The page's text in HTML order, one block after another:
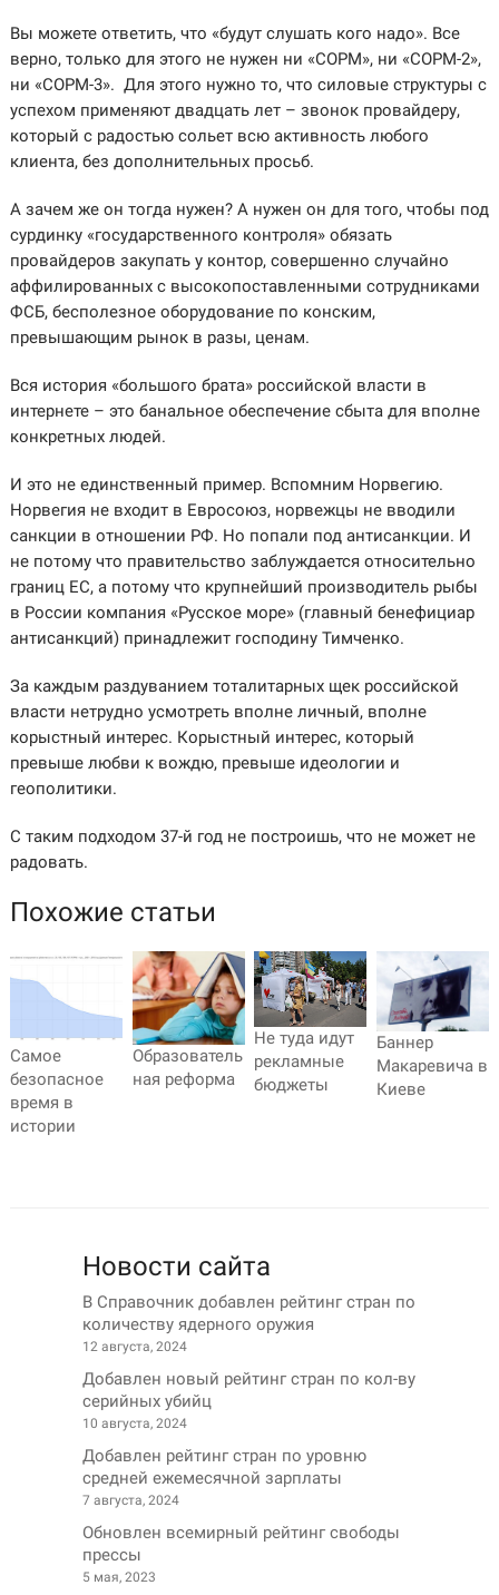
Вы можете ответить, что «будут слушать кого надо». Все
верно, только для этого не нужен ни «СОРМ», ни «СОРМ-2»,
ни «СОРМ-3». Для этого нужно то, что силовые структуры с
успехом применяют двадцать лет – звонок провайдеру,
который с радостью сольет всю активность любого
клиента, без дополнительных просьб.
А зачем же он тогда нужен? А нужен он для того, чтобы под
сурдинку «государственного контроля» обязать
провайдеров закупать у контор, совершенно случайно
аффилированных с высокопоставленными сотрудниками
ФСБ, бесполезное оборудование по конским,
превышающим рынок в разы, ценам.
Вся история «большого брата» российской власти в
интернете – это банальное обеспечение сбыта для вполне
конкретных людей.
И это не единственный пример. Вспомним Норвегию.
Норвегия не входит в Евросоюз, норвежцы не вводили
санкции в отношении РФ. Но попали под антисанкции. И
не потому что правительство заблуждается относительно
границ ЕС, а потому что крупнейший производитель рыбы
в России компания «Русское море» (главный бенефициар
антисанкций) принадлежит господину Тимченко.
За каждым раздуванием тоталитарных щек российской
власти нетрудно усмотреть вполне личный, вполне
корыстный интерес. Корыстный интерес, который
превыше любви к вождю, превыше идеологии и
геополитики.
С таким подходом 37-й год не построишь, что не может не
радовать.
Похожие статьи
Самое
безопасное
время в
истории
Образователь
ная реформа
Не туда идут
рекламные
бюджеты
Баннер
Макаревича в
Киеве
Новости сайта
В Справочник добавлен рейтинг стран по
количеству ядерного оружия
12 августа, 2024
Добавлен новый рейтинг стран по кол-ву
серийных убийц
10 августа, 2024
Добавлен рейтинг стран по уровню
средней ежемесячной зарплаты
7 августа, 2024
Обновлен всемирный рейтинг свободы
прессы
5 мая, 2023